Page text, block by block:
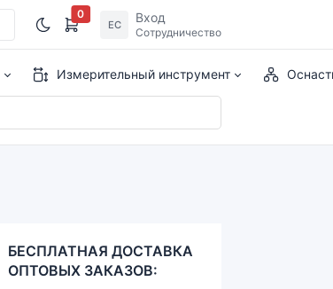
0
ЕС Вход
Сотрудничество
Измерительный инструмент
БЕСПЛАТНАЯ ДОСТАВКА
ОПТОВЫХ ЗАКАЗОВ: